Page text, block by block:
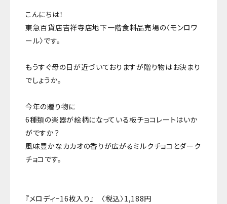
こんにちは！
東急百貨店吉祥寺店地下一階食料品売場の〈モンロワ
ール〉です。
もうすぐ母の日が近づいておりますが贈り物はお決まり
でしょうか。
今年の贈り物に
6種類の楽器が絵柄になっている板チョコレートはいか
がですか？
風味豊かなカカオの香りが広がるミルクチョコとダーク
チョコです。
『メロディ−16枚入り』 〈税込〉1,188円